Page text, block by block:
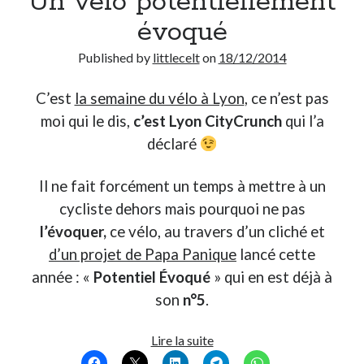
Tavukoi
évoqué
Published by littlecelton 18/12/2014
C’est la semaine du vélo à Lyon, ce n’est pas
moi qui le dis, c’est Lyon CityCrunchqui l’a
déclaré
Il ne fait forcément un temps à mettre à un
cycliste dehors mais pourquoi ne pas
l’évoquer,ce vélo, au travers d’un cliché et
d’un projet de Papa Panique lancé cette
année : « Potentiel Évoqué » qui en est déjà à
son n°5.
Lire la suiteUn
vélo